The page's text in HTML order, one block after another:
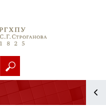
Введите ваш поисковый